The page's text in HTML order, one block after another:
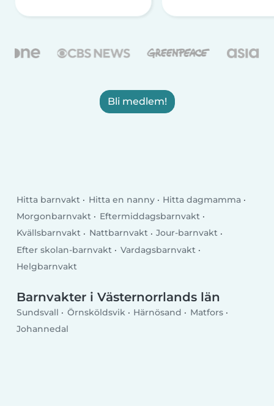
Bli medlem!
Hitta barnvakt Hitta en nanny
Hitta dagmamma
Morgonbarnvakt
Eftermiddagsbarnvakt
Kvällsbarnvakt
Nattbarnvakt
Jour-barnvakt
Efter skolan-barnvakt
Vardagsbarnvakt
Helgbarnvakt
Barnvakter i Västernorrlands län
Sundsvall Örnsköldsvik Härnösand
Matfors
Johannedal